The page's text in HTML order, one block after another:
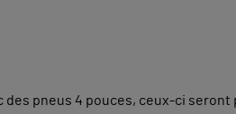
des pneus 4 pouces, ceux-ci